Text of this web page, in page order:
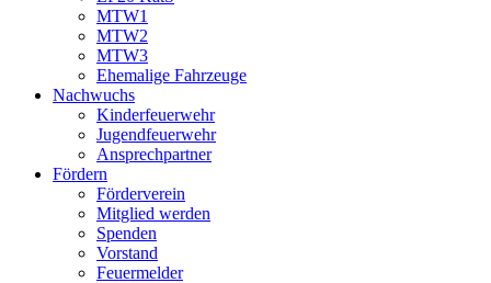
MTW1
MTW2
MTW3
Ehemalige Fahrzeuge
Nachwuchs
Kinderfeuerwehr
Jugendfeuerwehr
Ansprechpartner
Fördern
Förderverein
Mitglied werden
Spenden
Vorstand
Feuermelder